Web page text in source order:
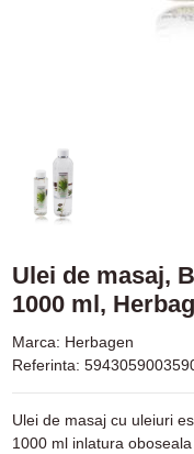
Ulei de masaj,
1000 ml,
Marca: Herbagen
Referinta:
Ulei de masaj cu uleiuri
1000 ml inlatura